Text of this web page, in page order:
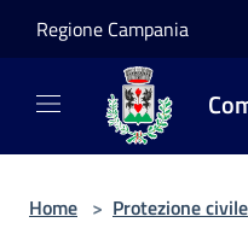
Regione Campania
Home > Protezione civile